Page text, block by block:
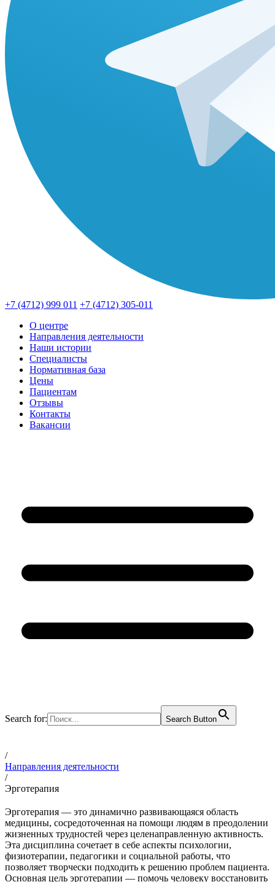
+7 (4712) 999 011 +7 (4712) 305-011
О центре
Направления деятельности
Наши истории
Специалисты
Нормативная база
Цены
Пациентам
Отзывы
Контакты
Вакансии
Search for: Search Button
/
Направления деятельности
/
Эрготерапия
Эрготерапия — это динамично развивающаяся область
медицины, сосредоточенная на помощи людям в преодолении
жизненных трудностей через целенаправленную активность.
Эта дисциплина сочетает в себе аспекты психологии,
физиотерапии, педагогики и социальной работы, что
позволяет творчески подходить к решению проблем пациента.
Основная цель эрготерапии — помочь человеку восстановить